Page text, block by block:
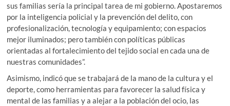
sus familias sería la principal tarea de mi gobierno. Apostaremos
por la inteligencia policial y la prevención del delito, con
profesionalización, tecnología y equipamiento; con espacios
mejor iluminados; pero también con políticas públicas
orientadas al fortalecimiento del tejido social en cada una de
nuestras comunidades”.
Asimismo, indicó que se trabajará de la mano de la cultura y el
deporte, como herramientas para favorecer la salud física y
mental de las familias y a alejar a la población del ocio, las